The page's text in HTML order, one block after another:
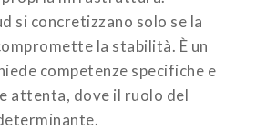
si concretizzano solo se la
la stabilità. È un
competenze specifiche e
attenta, dove il ruolo del